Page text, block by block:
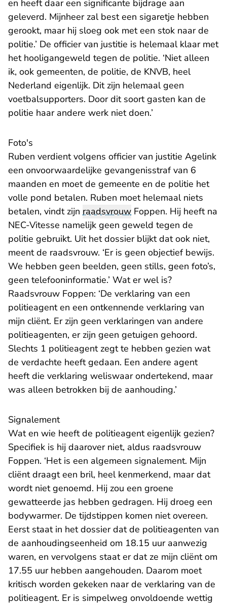
en heeft daar een significante bijdrage aan
geleverd. Mijnheer zal best een sigaretje hebben
gerookt, maar hij sloeg ook met een stok naar de
politie.’ De officier van justitie is helemaal klaar met
het hooligangeweld tegen de politie. ‘Niet alleen
ik, ook gemeenten, de politie, de KNVB, heel
Nederland eigenlijk. Dit zijn helemaal geen
voetbalsupporters. Door dit soort gasten kan de
politie haar andere werk niet doen.’
Foto's
Ruben verdient volgens officier van justitie Agelink
een onvoorwaardelijke gevangenisstraf van 6
maanden en moet de gemeente en de politie het
volle pond betalen. Ruben moet helemaal niets
betalen, vindt zijn raadsvrouw Foppen. Hij heeft na
NEC-Vitesse namelijk geen geweld tegen de
politie gebruikt. Uit het dossier blijkt dat ook niet,
meent de raadsvrouw. ‘Er is geen objectief bewijs.
We hebben geen beelden, geen stills, geen foto’s,
geen telefooninformatie.’ Wat er wel is?
Raadsvrouw Foppen: ‘De verklaring van een
politieagent en een ontkennende verklaring van
mijn cliënt. Er zijn geen verklaringen van andere
politieagenten, er zijn geen getuigen gehoord.
Slechts 1 politieagent zegt te hebben gezien wat
de verdachte heeft gedaan. Een andere agent
heeft die verklaring weliswaar ondertekend, maar
was alleen betrokken bij de aanhouding.’
Signalement
Wat en wie heeft de politieagent eigenlijk gezien?
Specifiek is hij daarover niet, aldus raadsvrouw
Foppen. ‘Het is een algemeen signalement. Mijn
cliënt draagt een bril, heel kenmerkend, maar dat
wordt niet genoemd. Hij zou een groene
gewatteerde jas hebben gedragen. Hij droeg een
bodywarmer. De tijdstippen komen niet overeen.
Eerst staat in het dossier dat de politieagenten van
de aanhoudingseenheid om 18.15 uur aanwezig
waren, en vervolgens staat er dat ze mijn cliënt om
17.55 uur hebben aangehouden. Daarom moet
kritisch worden gekeken naar de verklaring van de
politieagent. Er is simpelweg onvoldoende wettig